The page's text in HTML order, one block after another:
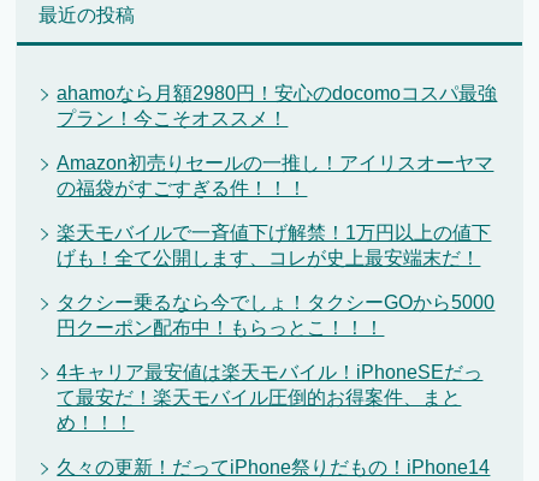
最近の投稿
ahamoなら月額2980円！安心のdocomoコスパ最強
プラン！今こそオススメ！
Amazon初売りセールの一推し！アイリスオーヤマ
の福袋がすごすぎる件！！！
楽天モバイルで一斉値下げ解禁！1万円以上の値下
げも！全て公開します、コレが史上最安端末だ！
タクシー乗るなら今でしょ！タクシーGOから5000
円クーポン配布中！もらっとこ！！！
4キャリア最安値は楽天モバイル！iPhoneSEだっ
て最安だ！楽天モバイル圧倒的お得案件、まと
め！！！
久々の更新！だってiPhone祭りだもの！iPhone14